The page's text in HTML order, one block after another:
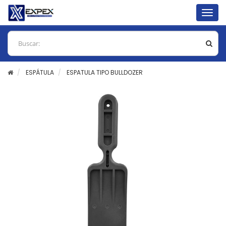
ESPÁTULA ESPATULA TIPO BULLDOZER